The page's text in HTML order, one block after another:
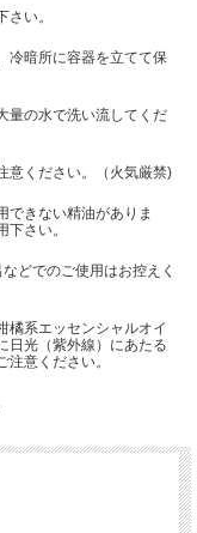
い。
冷暗所に容器を立てて保
量の水で洗い流してくだ
意ください。（火気厳禁)
できない精油がありま
さい。
どでのご使用はお控えく
橘系エッセンシャルオイ
日光（紫外線）にあたる
意ください。